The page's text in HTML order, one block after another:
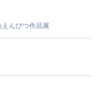
んぴつ作品展